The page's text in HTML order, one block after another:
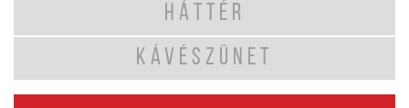
HÁTTÉR
KÁVÉSZÜNET